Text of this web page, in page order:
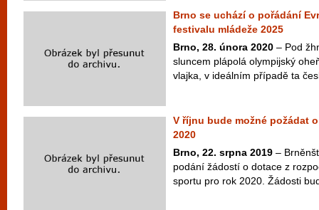
Brno se uchází o pořádání
festivalu mládeže 2025
Brno, 28. února 2020 – Pod
sluncem plápolá olympijský
vlajka, v ideálním případě ta
V říjnu bude možné požádat
2020
Brno, 22. srpna 2019 –
podání žádostí o dotace z
sportu pro rok 2020. Žádosti